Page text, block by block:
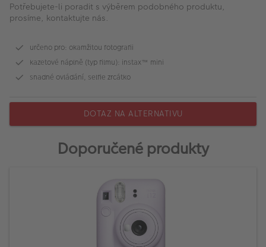
Potřebujete-li poradit s výběrem podobného produktu,
prosíme, kontaktujte nás.
určeno pro: okamžitou fotografii
kazetové náplně (typ filmu): instax™ mini
snadné ovládání, selfie zrcátko
DOTAZ NA ALTERNATIVU
Doporučené produkty